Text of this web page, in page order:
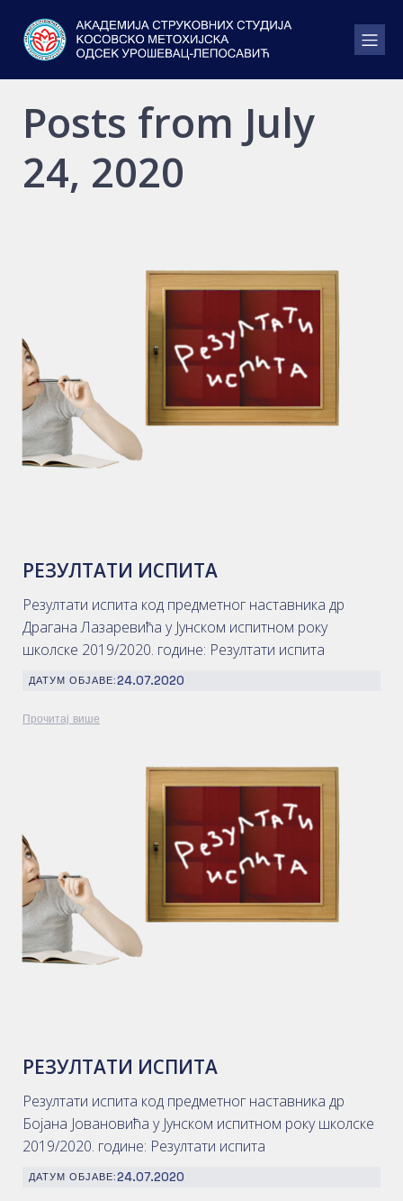
Posts from July
24, 2020
РЕЗУЛТАТИ ИСПИТА
Резултати испита код предметног наставника др
Драгана Лазаревића у Јунском испитном року
школске 2019/2020. године: Резултати испита
ДАТУМ ОБЈАВЕ:24.07.2020
Прочитај више
РЕЗУЛТАТИ ИСПИТА
Резултати испита код предметног наставника др
Бојана Јовановића у Јунском испитном року школске
2019/2020. године: Резултати испита
ДАТУМ ОБЈАВЕ:24.07.2020